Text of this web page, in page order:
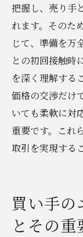
把握し、売り手
れます。そのた
じて、準備を万
との初回接触時
を深く理解する
価格の交渉だけ
いても柔軟に対
重要です。これ
取引を実現する
買い手
とその重